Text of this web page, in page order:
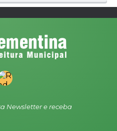
Newsletter e receba